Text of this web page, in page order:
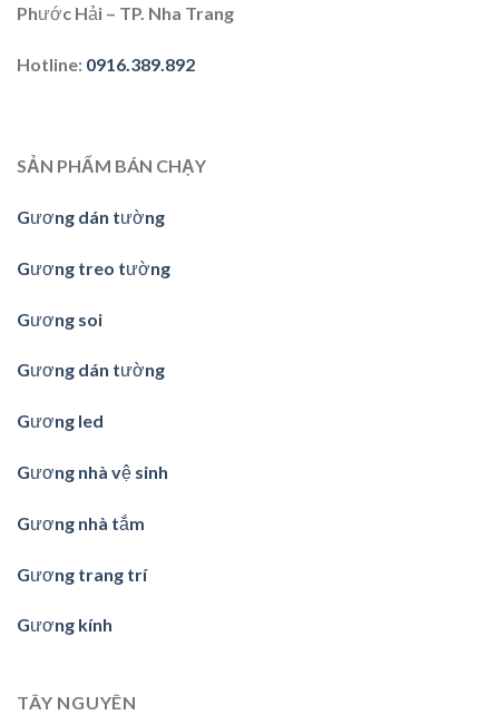
Phước Hải – TP. Nha Trang
Hotline: 0916.389.892
SẢN PHẨM BÁN CHẠY
Gương dán tường
Gương treo tường
Gương soi
Gương dán tường
Gương led
Gương nhà vệ sinh
Gương nhà tắm
Gương trang trí
Gương kính
TÂY NGUYÊN